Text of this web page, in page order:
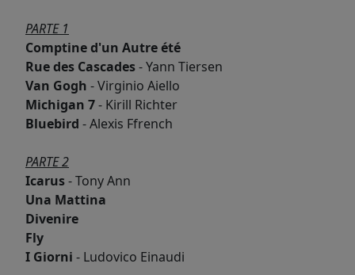
PARTE 1
Comptine d'un Autre été
Rue des Cascades- Yann Tiersen
Van Gogh - Virginio Aiello
Michigan 7- Kirill Richter
Bluebird - Alexis Ffrench
PARTE 2
Icarus- Tony Ann
Una Mattina
Divenire
Fly
I Giorni - Ludovico Einaudi